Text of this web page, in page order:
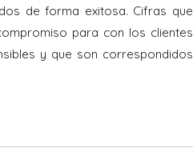
de forma exitosa. Cifras que
para con los clientes
y que son correspondidos